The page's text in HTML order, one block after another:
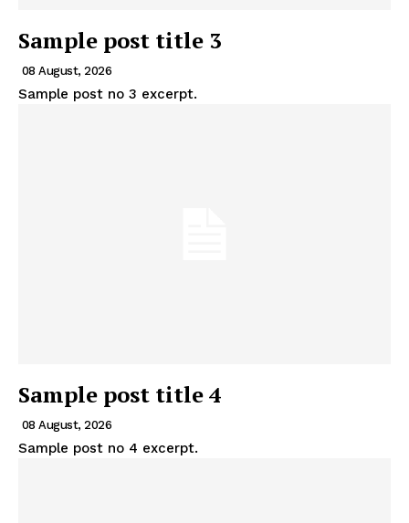
Sample post title 3
08 August, 2026
Sample post no 3 excerpt.
Sample post title 4
08 August, 2026
Sample post no 4 excerpt.